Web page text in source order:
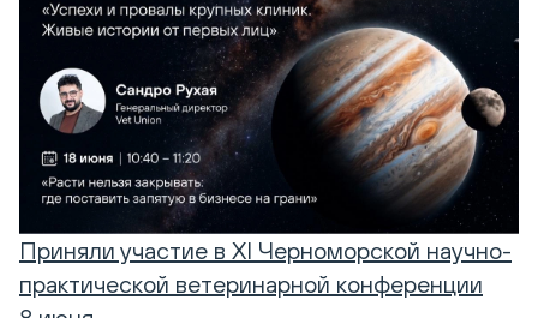
Приняли участие в XI Черноморской научно-
практической ветеринарной конференции